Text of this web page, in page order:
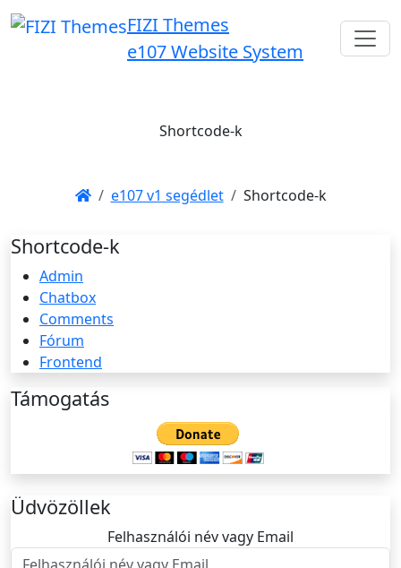
FIZI Themes
e107 Website System
Shortcode-k
e107 v1 segédlet Shortcode-k
Shortcode-k
Admin
Chatbox
Comments
Fórum
Frontend
Támogatás
Üdvözöllek
Felhasználói név vagy Email
Felhasználói név vagy Email